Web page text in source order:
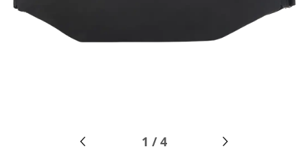
1 /4